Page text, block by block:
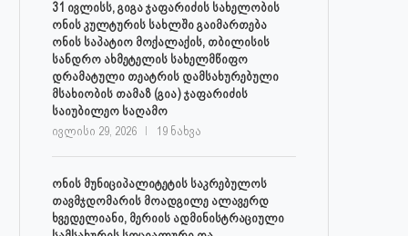
31 ივლისს, გიგა ჯაფარიძის სახელობის
ონის კულტურის სახლში გაიმართება
ონის საპატიო მოქალაქის, თბილისის
სანდრო ახმეტელის სახელმწიფო
დრამატული თეატრის დამსახურებული
მსახიობის თამაზ (გია) ჯაფარიძის
საიუბილეო საღამო
ივლისი 29, 2026 19 ნახვა
ონის მუნიციპალიტეტის საკრებულოს
თავმჯდომარის მოადგილე ალავერდ
ხვედელიანი, მერიის ადმინისტრაციული